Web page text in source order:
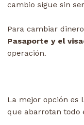
cambio sigue sin
Para cambiar
Pasaporte y el
operación.
La mejor opción es
que abarrotan todo